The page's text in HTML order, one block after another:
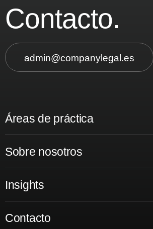
Contacto.
admin@companylegal.es
Áreas de práctica
Sobre nosotros
Insights
Contacto